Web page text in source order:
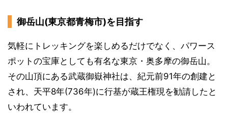
御岳山(東京都青梅市)を目指す
気軽にトレッキングを楽しめるだけでなく、パワース
ポットの宝庫としても有名な東京・奥多摩の御岳山。
その山頂にある武蔵御嶽神社は、紀元前91年の創建と
され、天平8年(736年)に行基が蔵王権現を勧請したと
いわれています。